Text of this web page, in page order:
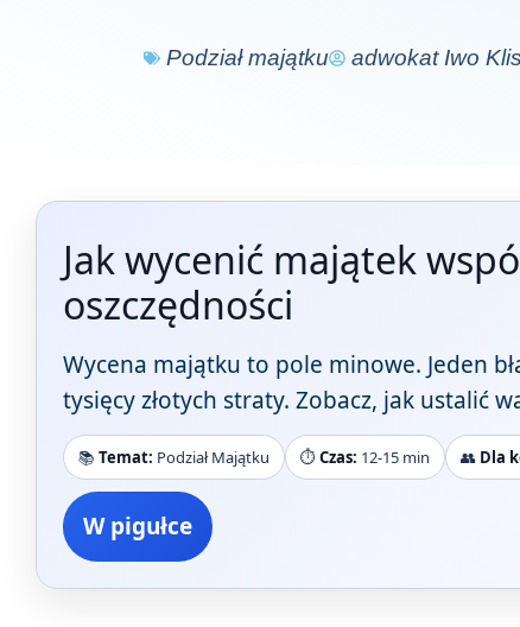
Podział majątku adwokat Iwo
Jak wycenić majątek
oszczędności
Wycena majątku to pole minowe. Jeden
tysięcy złotych straty. Zobacz, jak ustalić
📚Temat: Podział Majątku ⏱️ Czas: 12-15 min 👥 Dla
W pigułce